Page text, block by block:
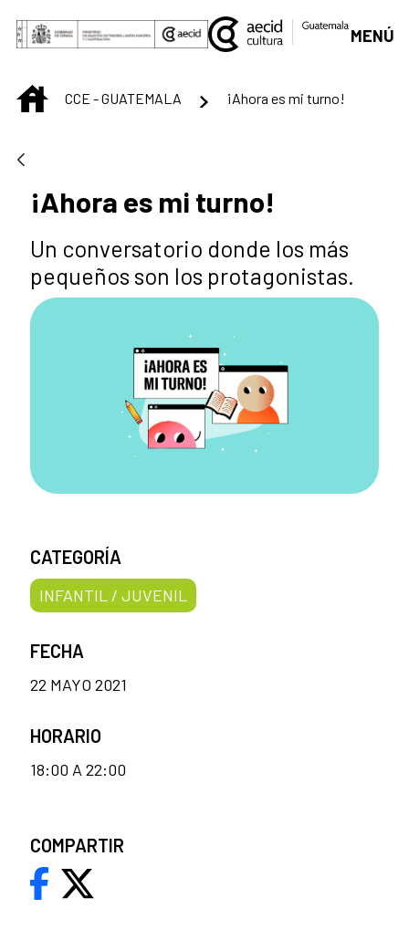
Saltar al contenido principal
MENÚ
INICIOCCE - GUATEMALA ¡Ahora es mi turno!
¡Ahora es mi turno!
Un conversatorio donde los más
pequeños son los protagonistas.
CATEGORÍA
INFANTIL / JUVENIL
FECHA
22 MAYO 2021
HORARIO
18:00 A 22:00
COMPARTIR